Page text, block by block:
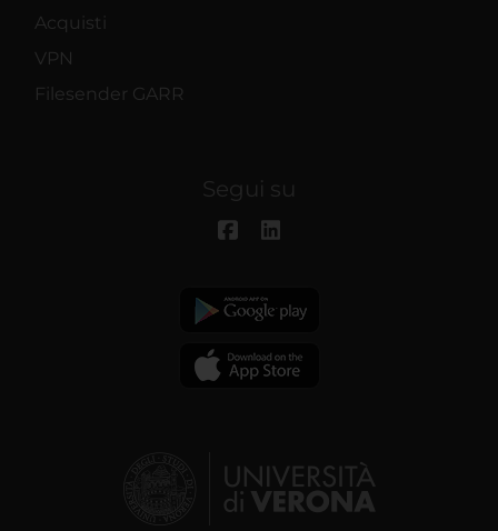
Acquisti
VPN
Filesender GARR
Segui su